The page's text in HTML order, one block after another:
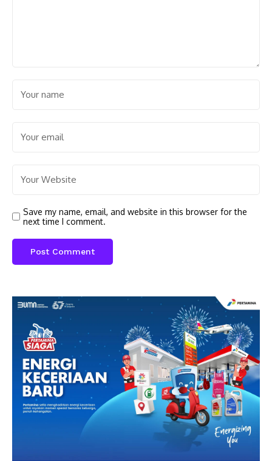
Save my name, email, and website in this browser for the
next time I comment.